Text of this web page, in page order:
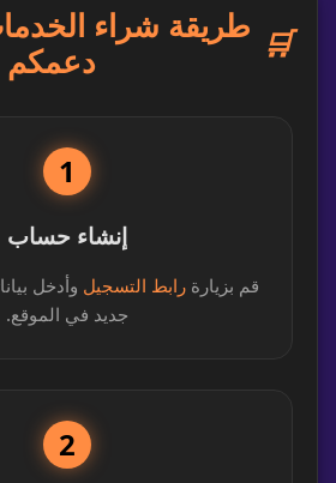
🛒 طريقة شراء
دعمكم
1
إنشاء حساب
قم بزيارة رابط التسجيل وأدخل
جديد في الموقع.
2